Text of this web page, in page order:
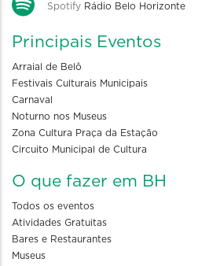
Spotify Rádio Belo Horizonte
Principais Eventos
Arraial de Belô
Festivais Culturais Municipais
Carnaval
Noturno nos Museus
Zona Cultura Praça da Estação
Circuito Municipal de Cultura
O que fazer em BH
Todos os eventos
Atividades Gratuitas
Bares e Restaurantes
Museus